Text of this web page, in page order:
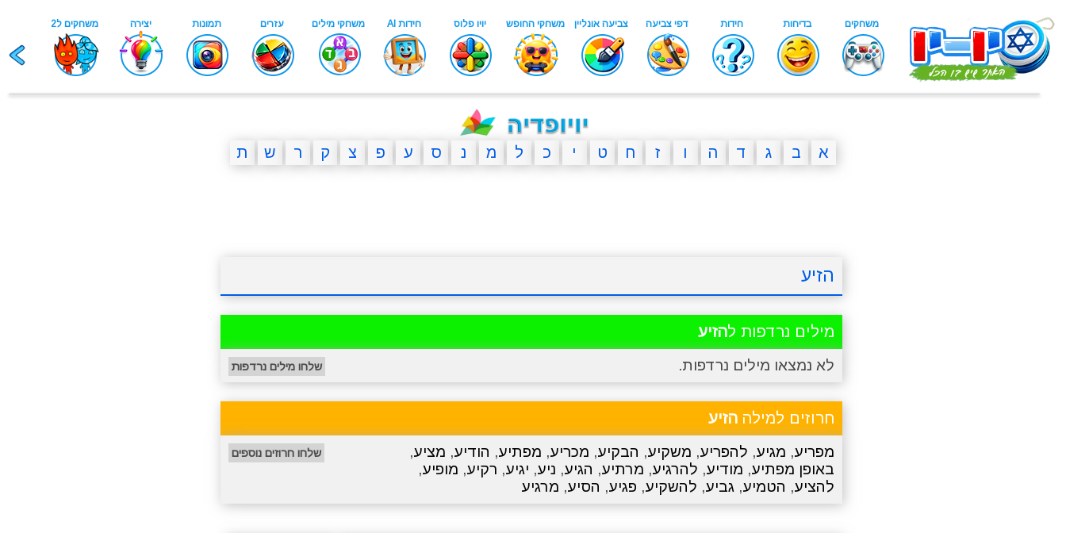
א ב ג ד ה ו ז ח ט י כ ל מ נ ס ע פ צ ק ר ש ת
הזיע
מילים נרדפות להזיע
לא נמצאו מילים נרדפות. שלחו מילים נרדפות
חרוזים למילה הזיע
מפריע, מגיע, להפריע, משקיע, הבקיע, מכריע, מפתיע, הודיע, מציע,
באופן מפתיע, מודיע, להרגיע, מרתיע, הגיע, ניע, יגיע, רקיע, מופיע,
להציע, הטמיע, גביע, להשקיע, פגיע, הסיע, מרגיע
שלחו חרוזים נוספים